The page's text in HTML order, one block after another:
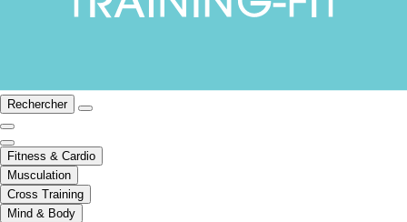
Rechercher
Fitness & Cardio
Musculation
Cross Training
Mind & Body